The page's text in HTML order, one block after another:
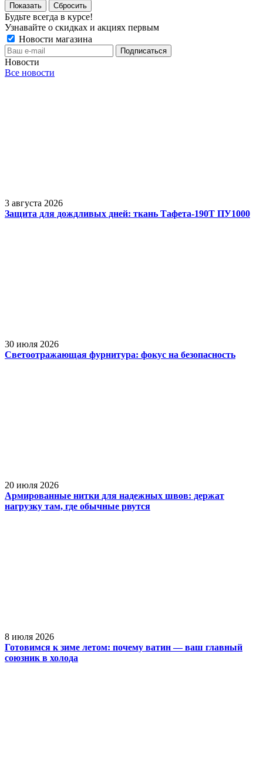
Сбросить
Будьте всегда в курсе!
Узнавайте о скидках и акциях первым
Новости магазина
Новости
Все новости
3 августа 2026
Защита для дождливых дней: ткань Тафета-190Т ПУ1000
30 июля 2026
Светоотражающая фурнитура: фокус на безопасность
20 июля 2026
Армированные нитки для надежных швов: держат
нагрузку там, где обычные рвутся
8 июля 2026
Готовимся к зиме летом: почему ватин — ваш главный
союзник в холода